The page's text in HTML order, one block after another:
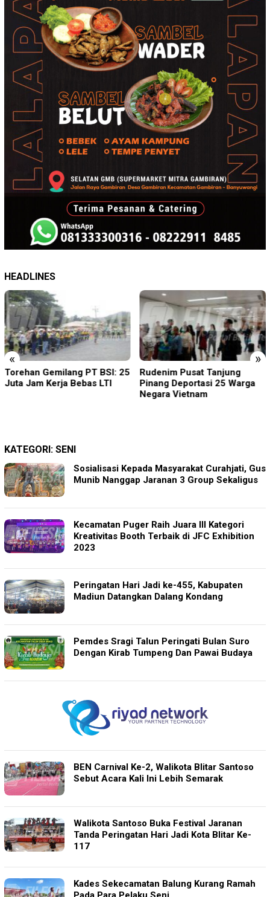
HEADLINES
« »
Rudenim Pusat Tanjung
Pinang Deportasi 25 Warga
Empat Proyek Desa Rea
Diduga Belum Terealisasi
KATEGORI: SENI
Sosialisasi Kepada Masyarakat Curahjati, Gus
Munib Nanggap Jaranan 3 Group Sekaligus
Kecamatan Puger Raih Juara III Kategori
Kreativitas Booth Terbaik di JFC Exhibition
2023
Peringatan Hari Jadi ke-455, Kabupaten
Madiun Datangkan Dalang Kondang
Pemdes Sragi Talun Peringati Bulan Suro
Dengan Kirab Tumpeng Dan Pawai Budaya
BEN Carnival Ke-2, Walikota Blitar Santoso
Sebut Acara Kali Ini Lebih Semarak
Walikota Santoso Buka Festival Jaranan
Tanda Peringatan Hari Jadi Kota Blitar Ke-
117
Kades Sekecamatan Balung Kurang Ramah